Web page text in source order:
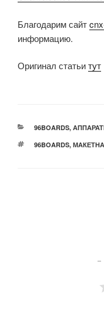
Благодарим сайт
информацию.
Оригинал статьитут
РУБРИКИ
96BOARDS,
МЕТКИ
96BOARDS,